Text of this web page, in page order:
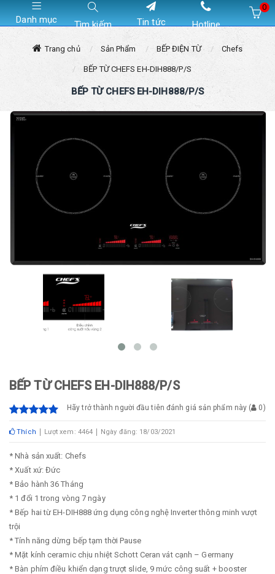
Danh mục Tìm kiếm Tin tức Hotline
0
Trang chủ Sản Phẩm BẾP ĐIỆN TỪ Chefs
BẾP TỪ CHEFS EH-DIH888/P/S
BẾP TỪ CHEFS EH-DIH888/P/S
BẾP TỪ CHEFS EH-DIH888/P/S
Hãy trở thành người đầu tiên đánh giá sản phẩm này ( 0)
Thích Lượt xem: 4464 Ngày đăng: 18/03/2021
* Nhà sản xuất: Chefs
* Xuất xứ: Đức
* Bảo hành 36 Tháng
* 1 đổi 1 trong vòng 7 ngày
* Bếp hai từ EH-DIH888 ứng dụng công nghệ Inverter thông minh vượt
trội
* Tính năng dừng bếp tạm thời Pause
* Mặt kính ceramic chịu nhiệt Schott Ceran vát cạnh – Germany
* Bàn phím điều khiển dạng trượt slide, 9 mức công suất + booster